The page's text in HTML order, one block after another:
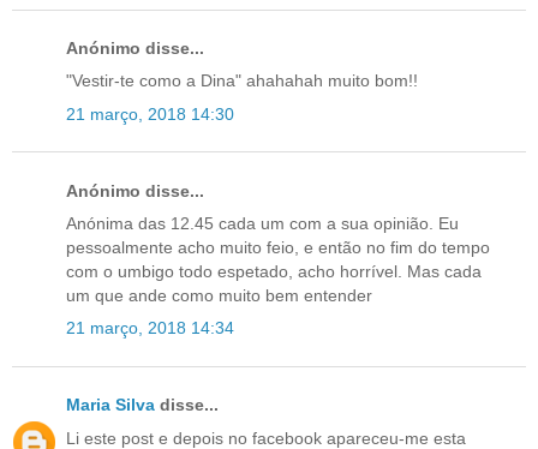
Anónimo disse...
"Vestir-te como a Dina" ahahahah muito bom!!
21 março, 2018 14:30
Anónimo disse...
Anónima das 12.45 cada um com a sua opinião. Eu
pessoalmente acho muito feio, e então no fim do tempo
com o umbigo todo espetado, acho horrível. Mas cada
um que ande como muito bem entender
21 março, 2018 14:34
Maria Silva disse...
Li este post e depois no facebook apareceu-me esta